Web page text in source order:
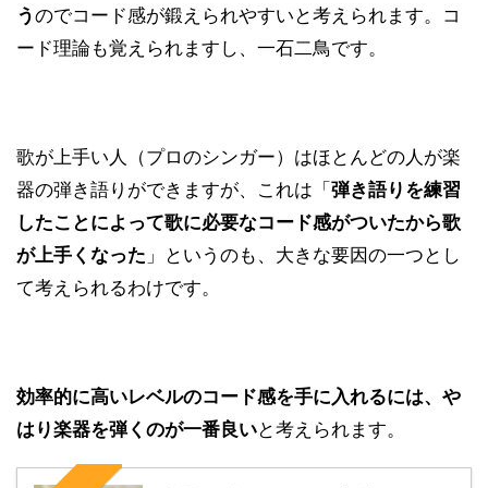
うのでコード感が鍛えられやすいと考えられます。コ
ード理論も覚えられますし、一石二鳥です。
歌が上手い人（プロのシンガー）はほとんどの人が楽
器の弾き語りができますが、これは「 弾き語りを練習
したことによって歌に必要なコード感がついたから歌
が上手くなった 」というのも、大きな要因の一つとし
て考えられるわけです。
効率的に高いレベルのコード感を手に入れるには、や
はり楽器を弾くのが一番良いと考えられます。